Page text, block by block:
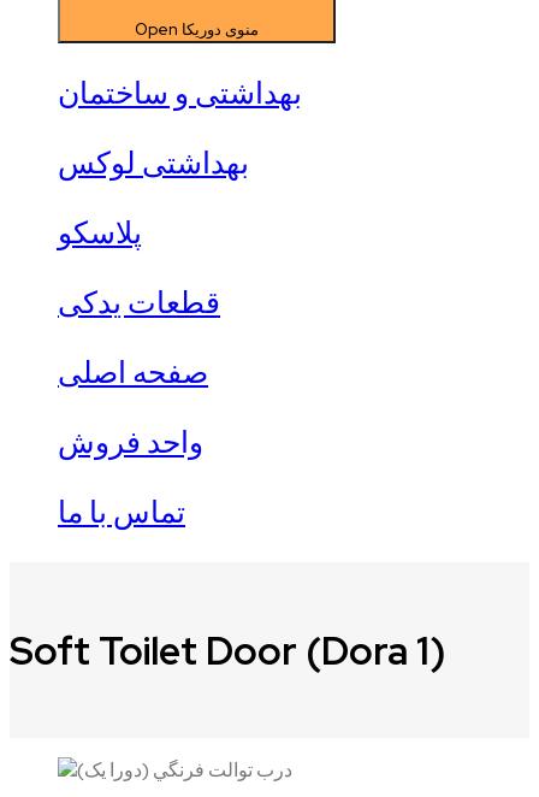
Open منوی دوریکا
بهداشتی و ساختمان
بهداشتی لوکس
پلاسکو
قطعات یدکی
صفحه اصلی
واحد فروش
تماس با ما
Soft Toilet Door (Dora 1)